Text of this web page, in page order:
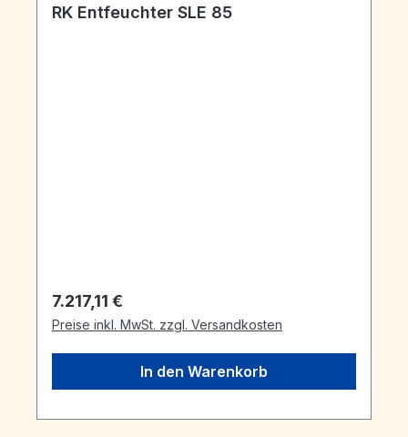
RK Entfeuchter SLE 85
Regulärer Preis:
7.217,11 €
Preise inkl. MwSt. zzgl. Versandkosten
In den Warenkorb